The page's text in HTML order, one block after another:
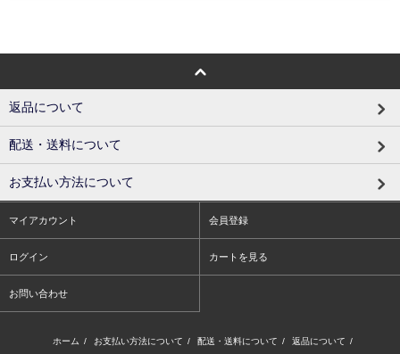
返品について
配送・送料について
お支払い方法について
マイアカウント 会員登録
ログイン カートを見る
お問い合わせ
ホーム / お支払い方法について / 配送・送料について / 返品について /